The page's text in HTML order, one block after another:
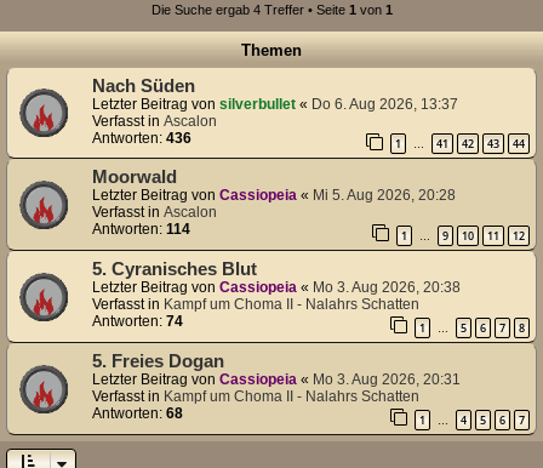
Die Suche ergab 4 Treffer • Seite 1 von 1
Themen
Nach Süden
Letzter Beitrag von silverbullet « Do 6. Aug 2026, 13:37
Verfasst in Ascalon
Antworten: 436 1 … 41 42 43 44
Moorwald
Letzter Beitrag von Cassiopeia « Mi 5. Aug 2026, 20:28
Verfasst in Ascalon
Antworten: 114 1 … 9 10 11 12
5. Cyranisches Blut
Letzter Beitrag von Cassiopeia « Mo 3. Aug 2026, 20:38
Verfasst in Kampf um Choma II - Nalahrs Schatten
Antworten: 74 1 5 6 7 8
5. Freies Dogan
Letzter Beitrag von Cassiopeia « Mo 3. Aug 2026, 20:31
Verfasst in Kampf um Choma II - Nalahrs Schatten
Antworten: 68 1 4 5 6 7